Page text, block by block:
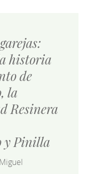
historia
de
la
Resinera
y Pinilla